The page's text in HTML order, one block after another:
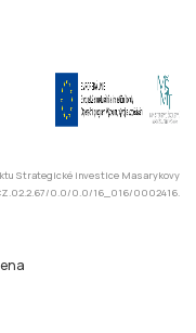
Strategické investice Masarykovy
0.0/0.0/16_016/0002416.